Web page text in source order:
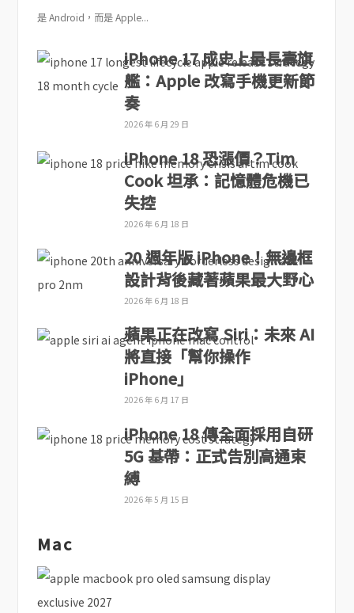
是 Android，而是 Apple...
iPhone 17 成史上最長壽旗
艦：Apple 改寫手機更新節
奏
2026 年 6 月 29 日
iPhone 18 恐漲價？Tim
Cook 坦承：記憶體危機已
失控
2026 年 6 月 18 日
20 週年版 iPhone！無邊框
設計背後藏著蘋果最大野心
2026 年 6 月 18 日
蘋果正在改寫 Siri：未來 AI
將直接「幫你操作
iPhone」
2026 年 6 月 17 日
iPhone 18 傳全面採用自研
5G 基帶：正式告別高通束
縛
2026 年 5 月 15 日
Mac